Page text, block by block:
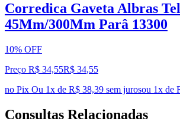
Corredica Gaveta Albras
45Mm/300Mm Parâ 13300
10% OFF
Preço R$ 34,55R$ 34,55
no Pix Ou 1x de R$ 38,39 sem jurosou 1x de
Consultas Relacionadas